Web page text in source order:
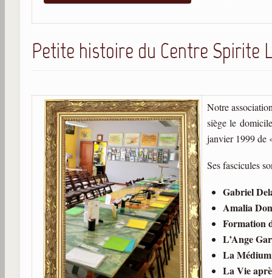
Petite histoire du Centre Spirite
Notre
siège le
janvier 1999 de
Ses fascicules
Gabriel
Amalia
Formation
L’Ange
La
La Vie